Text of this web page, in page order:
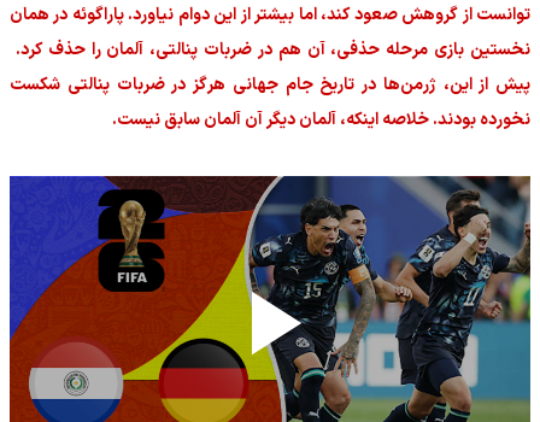
توانست از گروهش صعود کند، اما بیشتر از این دوام نیاورد. پاراگوئه در همان
نخستین بازی مرحله حذفی، آن هم در ضربات پنالتی، آلمان را حذف کرد.
پیش از این، ژرمن‌ها در تاریخ جام جهانی هرگز در ضربات پنالتی شکست
نخورده بودند. خلاصه اینکه، آلمان دیگر آن آلمان سابق نیست.